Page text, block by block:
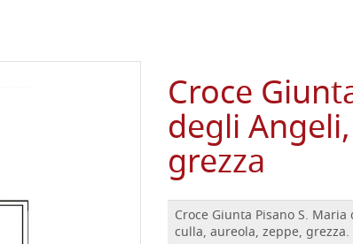
Croce
degli
grezza
Croce Giunta Pisano S.
culla, aureola, zeppe, grezza.